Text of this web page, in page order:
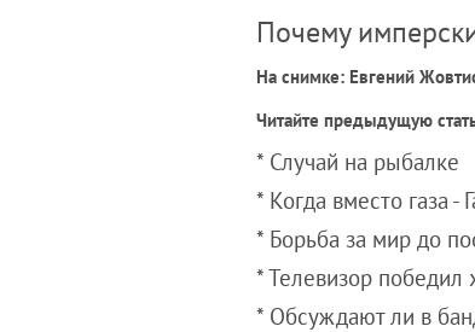
Почему
На снимке: Евгений
Читайте предыдущую
* Случай на рыбалке
* Когда вместо газа -
* Борьба за мир до
* Телевизор победил
* Обсуждают ли в